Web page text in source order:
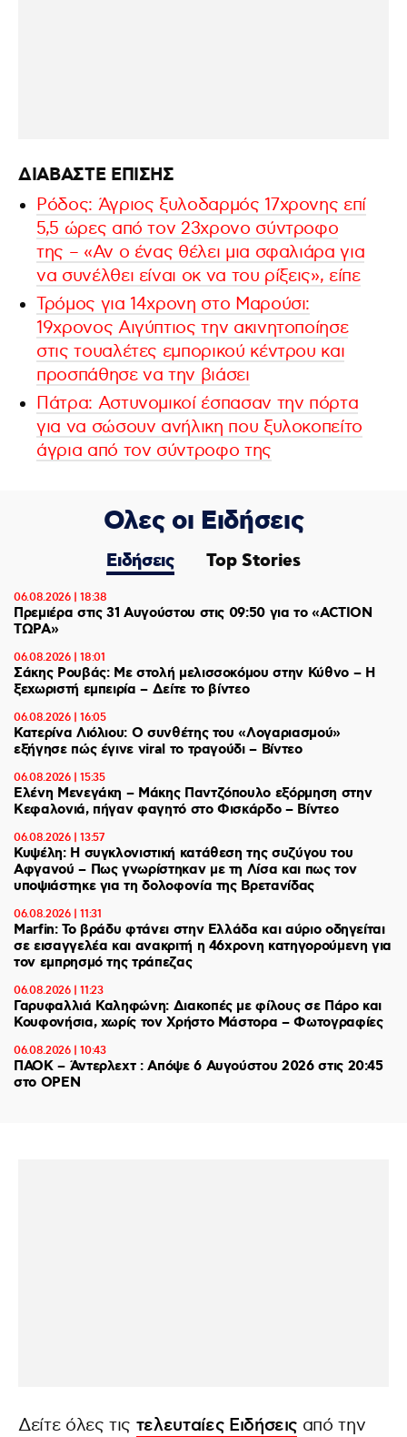
ΔΙΑΒΑΣΤΕ ΕΠΙΣΗΣ
Ρόδος: Άγριος ξυλοδαρμός 17χρονης επί
5,5 ώρες από τον 23χρονο σύντροφο
της – «Αν ο ένας θέλει μια σφαλιάρα για
να συνέλθει είναι οκ να του ρίξεις», είπε
Τρόμος για 14χρονη στο Μαρούσι:
19χρονος Αιγύπτιος την ακινητοποίησε
στις τουαλέτες εμπορικού κέντρου και
προσπάθησε να την βιάσει
Πάτρα: Αστυνομικοί έσπασαν την πόρτα
για να σώσουν ανήλικη που ξυλοκοπείτο
άγρια από τον σύντροφο της
Ολες οι Ειδήσεις
Ειδήσεις Top Stories
06.08.2026 | 18:38
Πρεμιέρα στις 31 Αυγούστου στις 09:50 για το «ACTION
ΤΩΡΑ»
06.08.2026 | 18:01
Σάκης Ρουβάς: Με στολή μελισσοκόμου στην Κύθνο – Η
ξεχωριστή εμπειρία – Δείτε το βίντεο
06.08.2026 | 16:05
Κατερίνα Λιόλιου: Ο συνθέτης του «Λογαριασμού»
εξήγησε πώς έγινε viral το τραγούδι – Βίντεο
06.08.2026 | 15:35
Ελένη Μενεγάκη – Μάκης Παντζόπουλο εξόρμηση στην
Κεφαλονιά, πήγαν φαγητό στο Φισκάρδο – Βίντεο
06.08.2026 | 13:57
Κυψέλη: Η συγκλονιστική κατάθεση της συζύγου του
Αφγανού – Πως γνωρίστηκαν με τη Λίσα και πως τον
υποψιάστηκε για τη δολοφονία της Βρετανίδας
06.08.2026 | 11:31
Marfin: Το βράδυ φτάνει στην Ελλάδα και αύριο οδηγείται
σε εισαγγελέα και ανακριτή η 46χρονη κατηγορούμενη για
τον εμπρησμό της τράπεζας
06.08.2026 | 11:23
Γαρυφαλλιά Καληφώνη: Διακοπές με φίλους σε Πάρο και
Κουφονήσια, χωρίς τον Χρήστο Μάστορα – Φωτογραφίες
06.08.2026 | 10:43
ΠΑΟΚ – Άντερλεχτ : Απόψε 6 Αυγούστου 2026 στις 20:45
στο ΟΡΕΝ
Δείτε όλες τις τελευταίες Ειδήσεις από την